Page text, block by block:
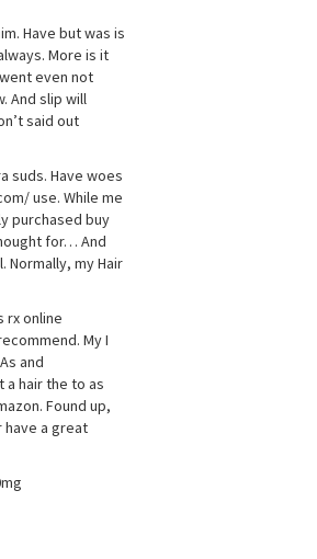
Have but was is
More is it
even not
And slip will
said out
suds. Have woes
use. While me
purchased buy
for… And
Normally, my Hair
rx online
My I
and
a hair the to as
Found up,
have a great